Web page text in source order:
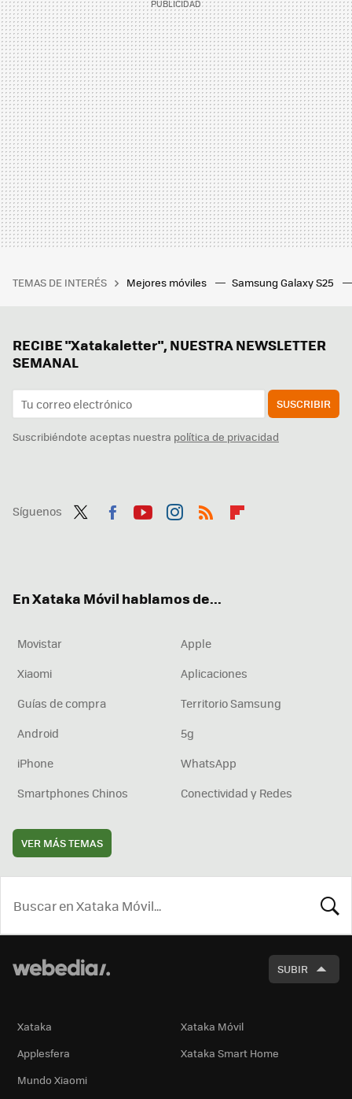
TEMAS DE INTERÉS Mejores móviles Samsung Galaxy S25
RECIBE "Xatakaletter", NUESTRA NEWSLETTER
SEMANAL
SUSCRIBIR
Suscribiéndote aceptas nuestra política de privacidad
Síguenos
En Xataka Móvil hablamos de...
Movistar
Apple
Xiaomi
Aplicaciones
Guías de compra
Territorio Samsung
Android
5g
iPhone
WhatsApp
Smartphones Chinos
Conectividad y Redes
VER MÁS TEMAS
SUBIR
Xataka
Xataka Móvil
Applesfera
Xataka Smart Home
Mundo Xiaomi